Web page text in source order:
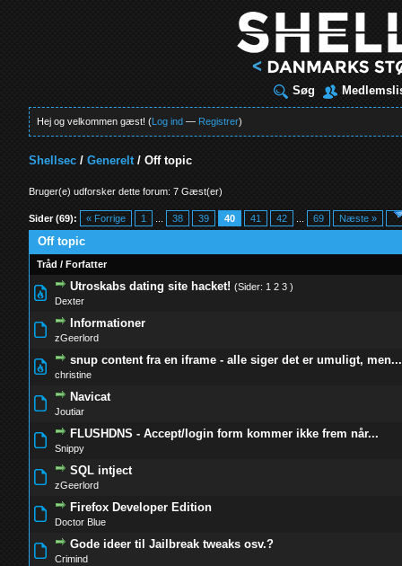
Søg
Hej og velkommen gæst! (Log ind — Registrer)
Shellsec /Generelt /Off topic
Bruger(e) udforsker dette forum: 7 Gæst(er)
Sider (69): « Forrige 1 38 39 40 41 42 69 Næste »
Off topic
Tråd /Forfatter
Utroskabs dating site hacket! (Sider: 1 2 3 )
Dexter
0 Stemmer - 0 ud af 5 i gennemsnit
1234 5
Informationer
zGeerlord
0 Stemmer - 0 ud af 5 i gennemsnit
snup content fra en iframe - alle siger det er umuligt, men...
christine
0 Stemmer - 0 ud af 5 i gennemsnit
12 345
Navicat
Joutiar
0 Stemmer - 0 ud af 5 i gennemsnit
FLUSHDNS - Accept/login form kommer ikke frem når...
Snippy
0 Stemmer - 0 ud af 5 i gennemsnit
12345
SQL intject
zGeerlord
0 Stemmer - 0 ud af 5 i gennemsnit
Firefox Developer Edition
Doctor Blue
0 Stemmer - 0 ud af 5 i gennemsnit
1 2345
Gode ideer til Jailbreak tweaks osv.?
Crimind
0 Stemmer - 0 ud af 5 i gennemsnit
12345